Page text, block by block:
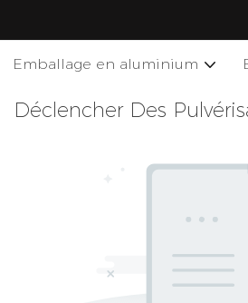
Emballage en aluminium
Déclencher Des